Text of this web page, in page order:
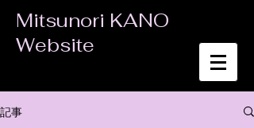
Mitsunori KANO
Website
記事